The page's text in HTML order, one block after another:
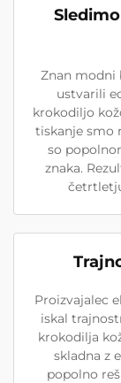
Znan modni
ustvarili
krokodiljo
tiskanje smo
so
znaka.
Proizvajalec
iskal
krokodilja
skladna z
popolno